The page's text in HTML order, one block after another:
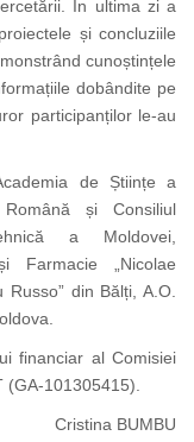
În ultima zi a
și concluziile
cunoștințele
dobândite pe
participanților le-au
de Științe a
și Consiliul
a Moldovei,
Farmacie „Nicolae
Russo” din Bălți, A.O.
financiar al Comisiei
101305415).
Cristina BUMBU